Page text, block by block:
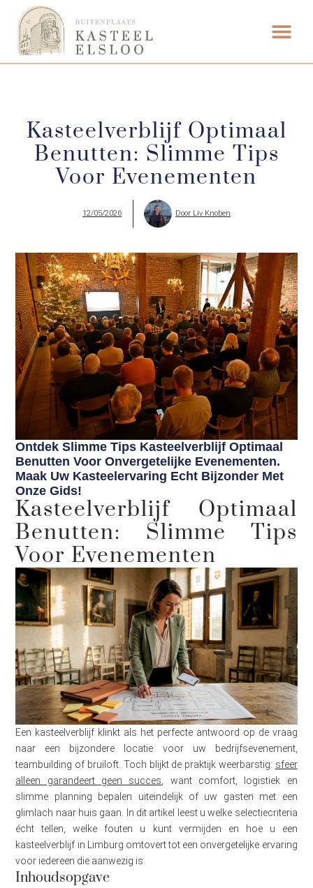
Kasteelverblijf Optimaal
Benutten: Slimme Tips
Voor Evenementen
12/05/2026 Door Liv Knoben
Ontdek Slimme Tips Kasteelverblijf Optimaal
Benutten Voor Onvergetelijke Evenementen.
Maak Uw Kasteelervaring Echt Bijzonder Met
Onze Gids!
Kasteelverblijf Optimaal
Benutten: Slimme Tips
Voor Evenementen
Een kasteelverblijf klinkt als het perfecte antwoord op de vraag
naar een bijzondere locatie voor uw bedrijfsevenement,
teambuilding of bruiloft. Toch blijkt de praktijk weerbarstig: sfeer
alleen garandeert geen succes, want comfort, logistiek en
slimme planning bepalen uiteindelijk of uw gasten met een
glimlach naar huis gaan. In dit artikel leest u welke selectiecriteria
écht tellen, welke fouten u kunt vermijden en hoe u een
kasteelverblijf in Limburg omtovert tot een onvergetelijke ervaring
voor iedereen die aanwezig is.
Inhoudsopgave